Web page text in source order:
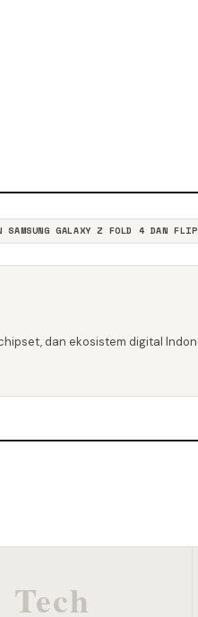
SAMSUNG GALAXY Z FOLD 4 DAN
dan ekosistem digital